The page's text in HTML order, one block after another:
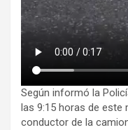
Según informó la
las 9:15 horas de este
conductor de la